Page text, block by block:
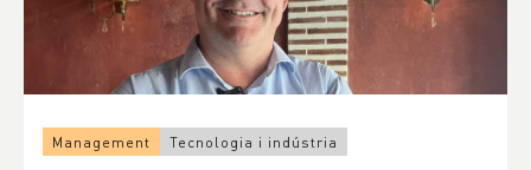
Management Tecnologia i indústria